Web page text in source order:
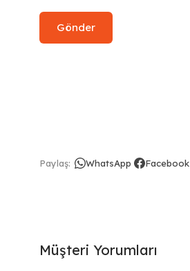
Paylaş: WhatsApp Facebook
Müşteri Yorumları